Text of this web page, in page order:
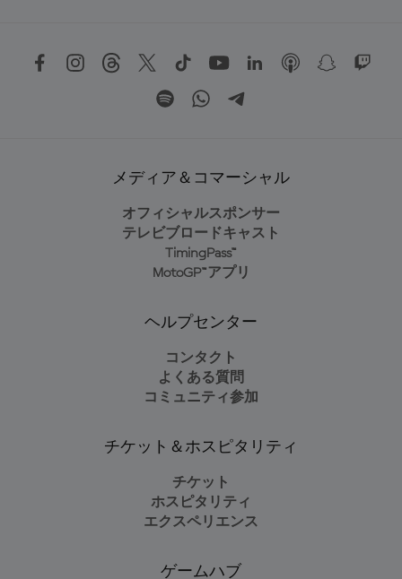
メディア＆コマーシャル
オフィシャルスポンサー
テレビブロードキャスト
TimingPass™
MotoGP™アプリ
ヘルプセンター
コンタクト
よくある質問
コミュニティ参加
チケット＆ホスピタリティ
チケット
ホスピタリティ
エクスペリエンス
ゲームハブ